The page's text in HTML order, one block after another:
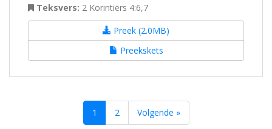
Teksvers: 2 Korintiërs 4:6,7
Preek (2.0MB)
Preekskets
1 2 Volgende »